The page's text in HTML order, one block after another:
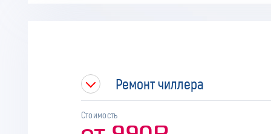
Ремонт чиллера
Стоимость